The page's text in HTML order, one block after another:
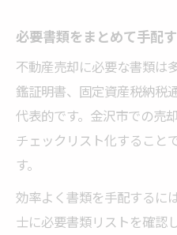
必要書類をまとめて手配
不動産売却に必要な書類は
鑑証明書、固定資産税納税
代表的です。金沢市での売
チェックリスト化すること
す。
効率よく書類を手配するに
士に必要書類リストを確認